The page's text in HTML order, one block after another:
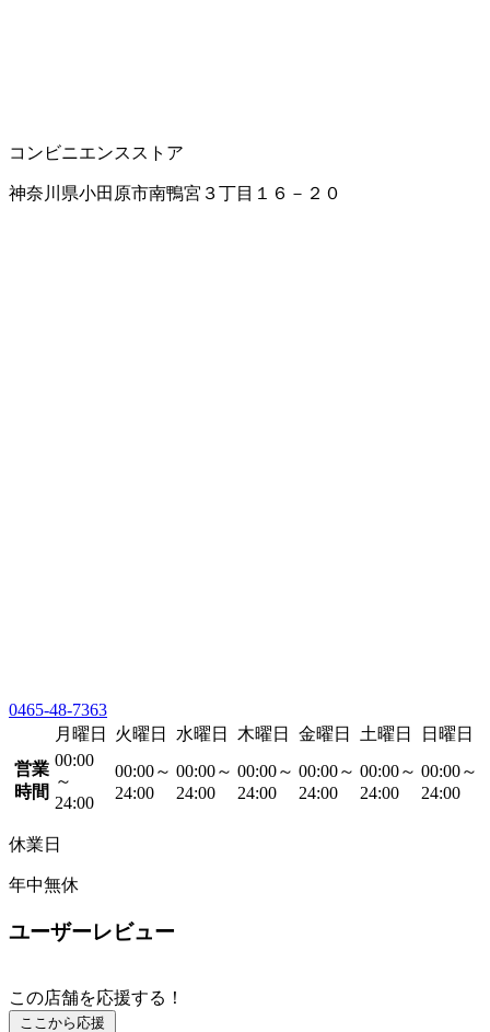
コンビニエンスストア
神奈川県小田原市南鴨宮３丁目１６－２０
0465-48-7363
月曜日
火曜日 水曜日 木曜日 金曜日 土曜日
日曜日
営業
時間
00:00
～
24:00
00:00～
24:00
00:00～
24:00
00:00～
24:00
00:00～
24:00
00:00～
24:00
00:00～
24:00
休業日
年中無休
ユーザーレビュー
この店舗を応援する！
ここから応援